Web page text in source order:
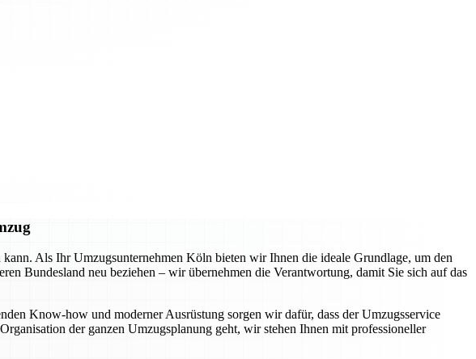
Als Ihr Umzugsunternehmen Köln bieten wir Ihnen die ideale Grundlage, um den
Bundesland neu beziehen – wir übernehmen die Verantwortung, damit Sie sich auf das
Know-how und moderner Ausrüstung sorgen wir dafür, dass der Umzugsservice
der ganzen Umzugsplanung geht, wir stehen Ihnen mit professioneller